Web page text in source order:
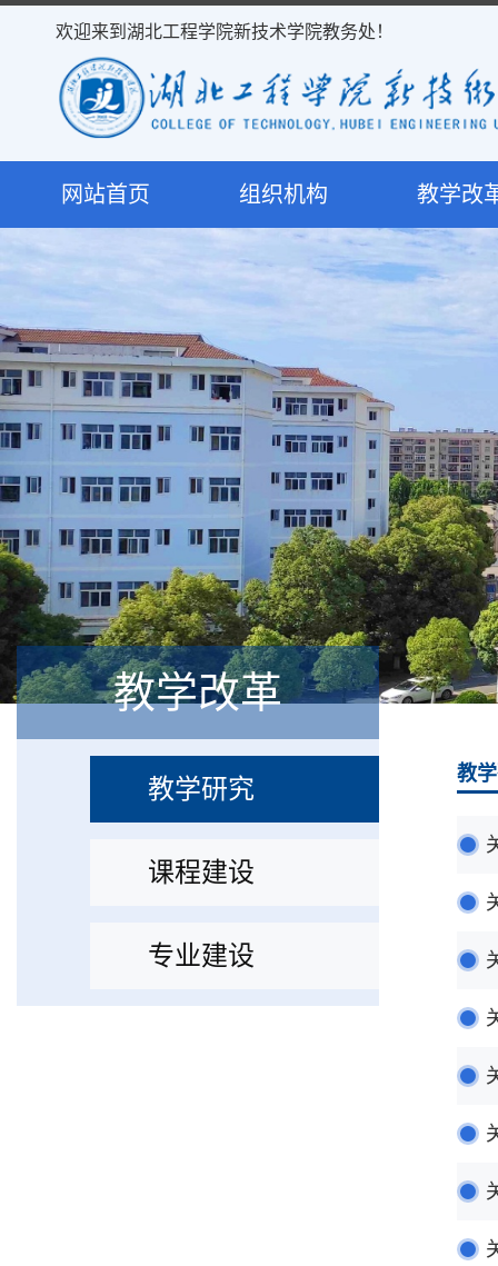
欢迎来到湖北工程学院新技术学院教务处！
网站首页
组织机构
处室简介
岗位职责
决策机构
教学改
教学研
课程建
教学改革
教学研究
课程建设
专业建设
教